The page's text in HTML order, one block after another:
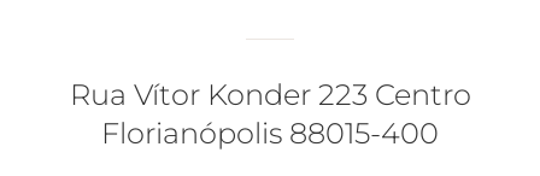
Rua Vítor Konder 223 Centro
Florianópolis 88015-400